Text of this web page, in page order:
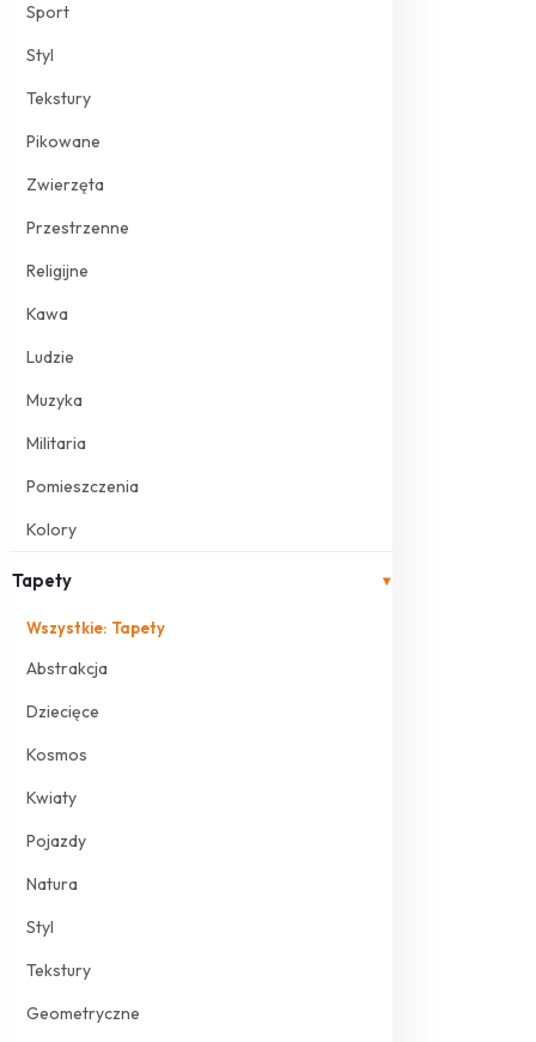
Sport
Styl
Tekstury
Pikowane
Zwierzęta
Przestrzenne
Religijne
Kawa
Ludzie
Muzyka
Militaria
Pomieszczenia
Kolory
Tapety ▾
Wszystkie: Tapety
Abstrakcja
Dziecięce
Kosmos
Kwiaty
Pojazdy
Natura
Styl
Tekstury
Geometryczne